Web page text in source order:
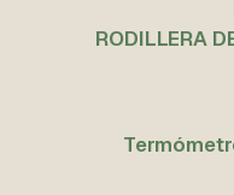
AgotadoRODILLERA